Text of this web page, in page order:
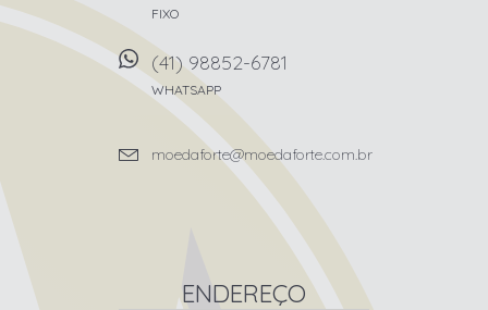
FIXO
(41) 98852-6781
WHATSAPP
moedaforte@moedaforte.com.br
ENDEREÇO